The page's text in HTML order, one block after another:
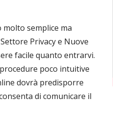
molto semplice ma
Privacy e Nuove
facile quanto entrarvi.
poco intuitive
dovrà predisporre
di comunicare il